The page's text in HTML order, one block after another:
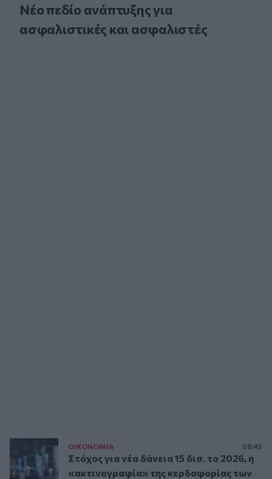
Νέο πεδίο ανάπτυξης για
ασφαλιστικές και ασφαλιστές
ΟΙΚΟΝΟΜΙΑ 08:45
Στόχος για νέα δάνεια 15 δισ. το 2026, η
«ακτινογραφία» της κερδοφορίας των